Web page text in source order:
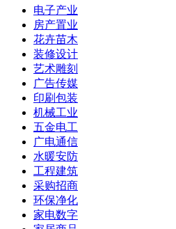
电子产业
房产置业
花卉苗木
装修设计
艺术雕刻
广告传媒
印刷包装
机械工业
五金电工
广电通信
水暖安防
工程建筑
采购招商
环保净化
家电数字